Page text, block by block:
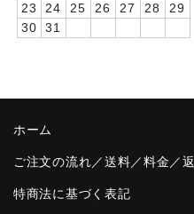
スポーツウォッチ
23
24 25 26 27 28
29
30
31
ホーム
ご注文の流れ／送料／料金／
特商法に基づく表記